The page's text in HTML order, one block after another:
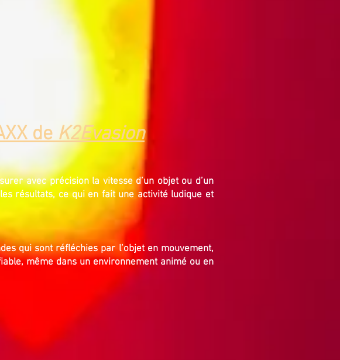
deK2Evasion
avec précision la vitesse d’un objet ou d’un
résultats, ce qui en fait une activité ludique et
qui sont réfléchies par l’objet en mouvement,
même dans un environnement animé ou en